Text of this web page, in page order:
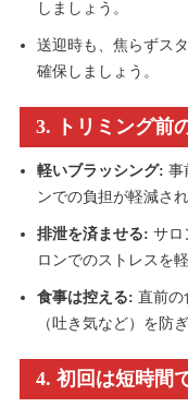
しましょう。
送迎時も、焦らずス
確保しましょう。
3. トリミング前
軽いブラッシング: 事
ンでの負担が軽減され
排泄を済ませる: サロ
ロンでのストレスを
食事は控える: 直前の
（吐き気など）を防
4. 初回は短時間